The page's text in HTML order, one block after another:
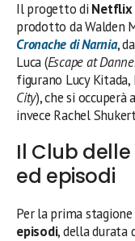
Il progetto di Netflix
prodotto da Walden
Cronache di Narnia,
Luca (Escape at
figurano Lucy Kitada,
City), che si occuperà
invece Rachel
Il Club
ed episodi
Per la prima
episodi, della durata